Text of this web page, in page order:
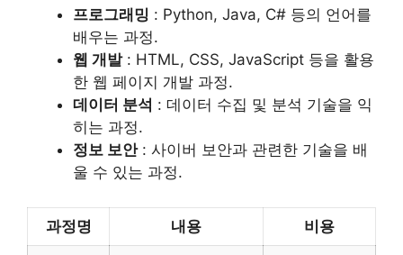
프로그래밍 : Python, Java, C# 등의 언어를
배우는 과정.
웹 개발: HTML, CSS, JavaScript 등을 활용
한 웹 페이지 개발 과정.
데이터 분석 : 데이터 수집 및 분석 기술을 익
히는 과정.
정보 보안: 사이버 보안과 관련한 기술을 배
울 수 있는 과정.
과정명 내용 비용